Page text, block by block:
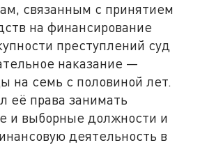
связанным с принятием
на финансирование
преступлений суд
наказание —
на семь с половиной лет.
её права занимать
и выборные должности и
деятельность в